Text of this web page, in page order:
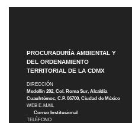
PROCURADURÍA AMBIENTAL Y
DEL ORDENAMIENTO
TERRITORIAL DE LA CDMX
DIRECCIÓN
Medellín 202, Col. Roma Sur, Alcaldía
Cuauhtémoc, C.P. 06700, Ciudad de México
WEB E-MAIL
Correo Institucional
TELÉFONO